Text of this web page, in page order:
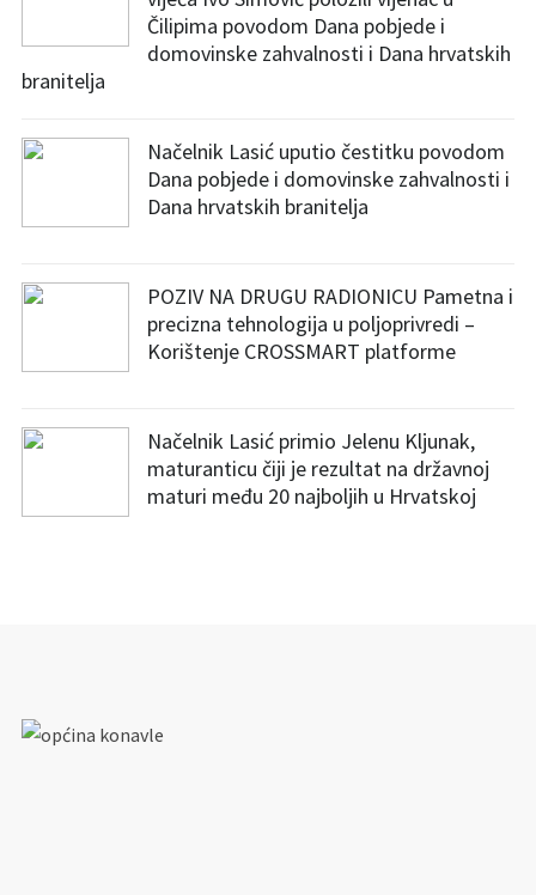
Čilipima povodom Dana pobjede i
domovinske zahvalnosti i Dana hrvatskih
branitelja
Načelnik Lasić uputio čestitku povodom
Dana pobjede i domovinske zahvalnosti i
Dana hrvatskih branitelja
POZIV NA DRUGU RADIONICU Pametna i
precizna tehnologija u poljoprivredi –
Korištenje CROSSMART platforme
Načelnik Lasić primio Jelenu Kljunak,
maturanticu čiji je rezultat na državnoj
maturi među 20 najboljih u Hrvatskoj